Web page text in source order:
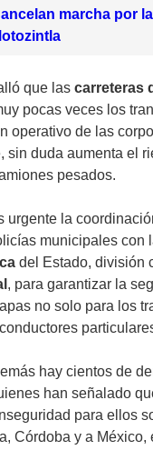
marcha por
que las carreteras
pocas veces los
operativo de las
sin duda aumenta el
pesados.
urgente la
municipales con
del Estado, división
, para garantizar la
no solo para los
hay cientos de
han señalado
para ellos
Córdoba y a México,